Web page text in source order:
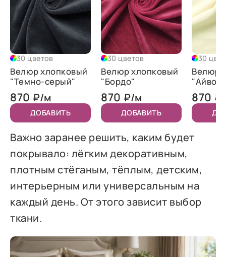
30 цветов
Велюр хлопковый
"Темно-серый"
870 ₽/м
ДОБАВИТЬ
30 цветов
Велюр хлопковый
"Бордо"
870 ₽/м
ДОБАВИТЬ
30
Велюр
870
Важно заранее решить, каким будет
покрывало: лёгким декоративным,
плотным стёганым, тёплым, детским,
интерьерным или универсальным на
каждый день. От этого зависит выбор
ткани.